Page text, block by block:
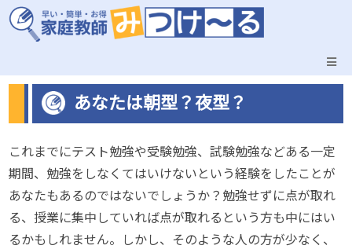
あなたは朝型？夜型？
これまでにテスト勉強や受験勉強、試験勉強などある一定
期間、勉強をしなくてはいけないという経験をしたことが
あなたもあるのではないでしょうか？勉強せずに点が取れ
る、授業に集中していれば点が取れるという方も中にはい
るかもしれません。しかし、そのような人の方が少なく、